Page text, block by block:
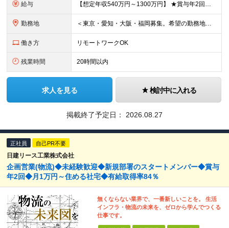
給与 【想定年収540万円～1300万円】 ★賞与年2回＋勤務地手当＋残業手当（年平均残業時間にて算出）を含む ※基本給＋勤務地手当＋役職手当 ※リーダークラス以上は役職手当含む ※勤務地手当：結婚の有無に
勤務地 ＜東京・愛知・大阪・福岡募集。希望の勤務地で働けます＞ 希望通りの配属＆転勤も基本なし！ 「プロジェクト人員の枠を広げたい」などといった、 会社からの強制的な異動・出向依頼はありません。 ■東京オフ
働き方 リモートワークOK
残業時間 20時間以内
求人を見る 検討中に入れる
掲載終了予定日： 2026.08.27
正社員 自己PR不要
日建リース工業株式会社
企画営業(物流)◆未経験歓迎◆新規部署のスタートメンバー◆賞与
年2回◆月1万円～住める社宅◆有給取得率84％
無くならない業界で、一番新しいことを。 生活
インフラ・物流の未来を、ゼロから学んでつくる
仕事です。